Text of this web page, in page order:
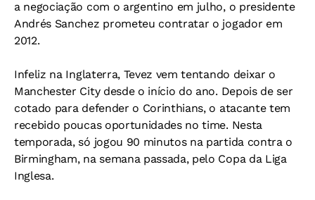
a negociação com o argentino em julho, o presidente
Andrés Sanchez prometeu contratar o jogador em
2012.
Infeliz na Inglaterra, Tevez vem tentando deixar o
Manchester City desde o início do ano. Depois de ser
cotado para defender o Corinthians, o atacante tem
recebido poucas oportunidades no time. Nesta
temporada, só jogou 90 minutos na partida contra o
Birmingham, na semana passada, pelo Copa da Liga
Inglesa.